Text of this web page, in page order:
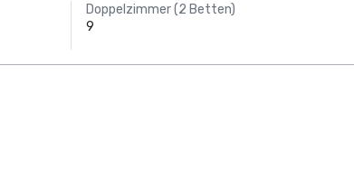
Doppelzimmer (2 Betten)
9